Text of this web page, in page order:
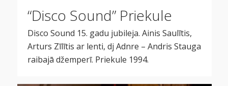
“Disco Sound” Priekule
Disco Sound 15. gadu jubileja. Ainis Saulītis,
Arturs Zīlītis ar lenti, dj Adnre – Andris Stauga
raibajā džemperī. Priekule 1994.